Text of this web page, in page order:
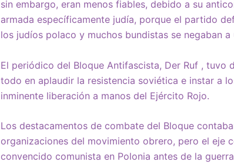
sin embargo, eran menos fiables, debido a su
armada específicamente judía, porque el partido
los judíos polaco y muchos bundistas se negaban
El periódico del Bloque Antifascista, Der Ruf , tuvo
todo en aplaudir la resistencia soviética e instar a
inminente liberación a manos del Ejército Rojo.
Los destacamentos de combate del Bloque
organizaciones del movimiento obrero, pero el eje
convencido comunista en Polonia antes de la